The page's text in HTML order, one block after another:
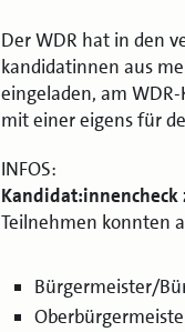
Der WDR hat in den
kandidatinnen aus
eingeladen, am
mit einer eigens für
INFOS:
Teilnehmen konnten
Bürgermeister/